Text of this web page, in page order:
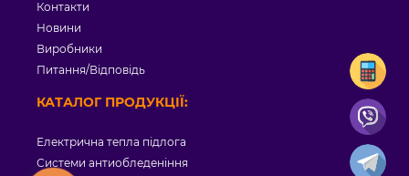
Контакти
Новини
Виробники
Питання/Відповідь
КАТАЛОГ ПРОДУКЦІЇ:
Електрична тепла підлога
Системи антиобледеніння